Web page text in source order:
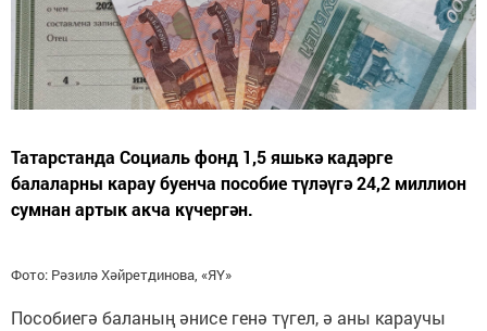
Татарстанда Социаль фонд 1,5 яшькә кадәрге
балаларны карау буенча пособие түләүгә 24,2 миллион
сумнан артык акча күчергән.
Фото: Рәзилә Хәйретдинова, «ЯҮ»
Пособиегә баланың әнисе генә түгел, ә аны караучы